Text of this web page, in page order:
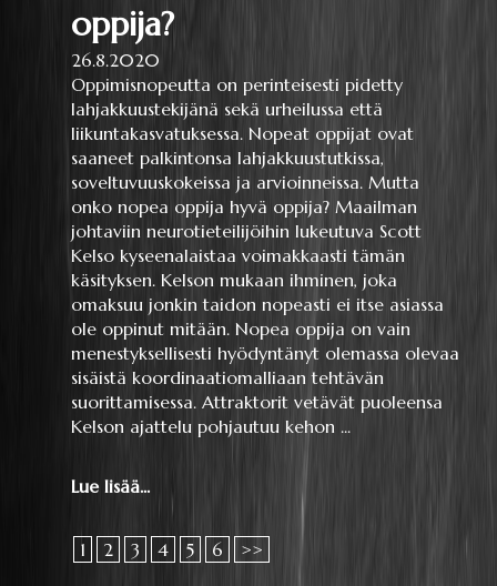
oppija?
26.8.2020
Oppimisnopeutta on perinteisesti pidetty
lahjakkuustekijänä sekä urheilussa että
liikuntakasvatuksessa. Nopeat oppijat ovat
saaneet palkintonsa lahjakkuustutkissa,
soveltuvuuskokeissa ja arvioinneissa. Mutta
onko nopea oppija hyvä oppija? Maailman
johtaviin neurotieteilijöihin lukeutuva Scott
Kelso kyseenalaistaa voimakkaasti tämän
käsityksen. Kelson mukaan ihminen, joka
omaksuu jonkin taidon nopeasti ei itse asiassa
ole oppinut mitään. Nopea oppija on vain
menestyksellisesti hyödyntänyt olemassa olevaa
sisäistä koordinaatiomalliaan tehtävän
suorittamisessa. Attraktorit vetävät puoleensa
Kelson ajattelu pohjautuu kehon ...
Lue lisää...
1 2 3 4 5 6 >>